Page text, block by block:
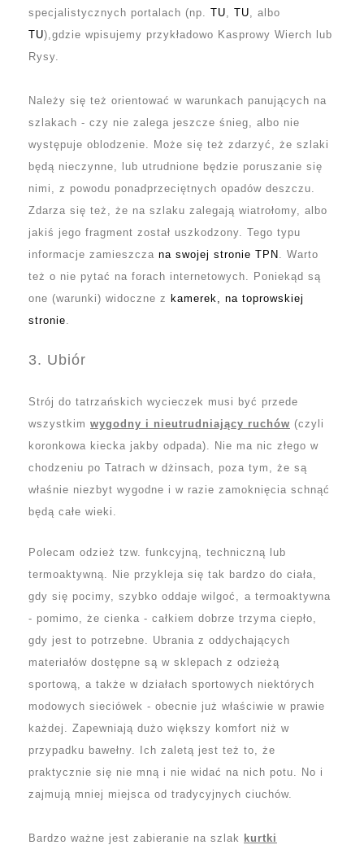
specjalistycznych portalach (np. TU TU , albo
TU),gdzie wpisujemy przykładowo Kasprowy Wierch lub
Rysy.
Należy się też orientować w warunkach panujących na
szlakach - czy nie zalega jeszcze śnieg, albo nie
występuje oblodzenie. Może się też zdarzyć, że szlaki
będą nieczynne, lub utrudnione będzie poruszanie się
nimi, z powodu ponadprzeciętnych opadów deszczu.
Zdarza się też, że na szlaku zalegają wiatrołomy, albo
jakiś jego fragment został uszkodzony. Tego typu
informacje zamieszcza na swojej stronie TPN
. Warto
też o nie pytać na forach internetowych. Poniekąd są
one (warunki) widoczne z kamerek, na toprowskiej
stronie
3. Ubiór
Strój do tatrzańskich wycieczek musi być przede
wszystkim wygodny i nieutrudniający ruchów (czyli
koronkowa kiecka jakby odpada). Nie ma nic złego w
chodzeniu po Tatrach w dżinsach, poza tym, że są
właśnie niezbyt wygodne i w razie zamoknięcia schnąć
będą całe wieki.
Polecam odzież tzw. funkcyjną, techniczną lub
termoaktywną. Nie przykleja się tak bardzo do ciała,
gdy się pocimy, szybko oddaje wilgoć,
a termoaktywna
- pomimo, że cienka - całkiem dobrze trzyma ciepło,
gdy jest to potrzebne. Ubrania z oddychających
materiałów dostępne są w sklepach z odzieżą
sportową, a także w działach sportowych niektórych
modowych sieciówek - obecnie już właściwie w prawie
każdej. Zapewniają dużo większy komfort niż w
przypadku bawełny. Ich zaletą jest też to, że
praktycznie się nie mną i nie widać na nich potu. No i
zajmują mniej miejsca od tradycyjnych ciuchów.
Bardzo ważne jest zabieranie na szlak kurtki